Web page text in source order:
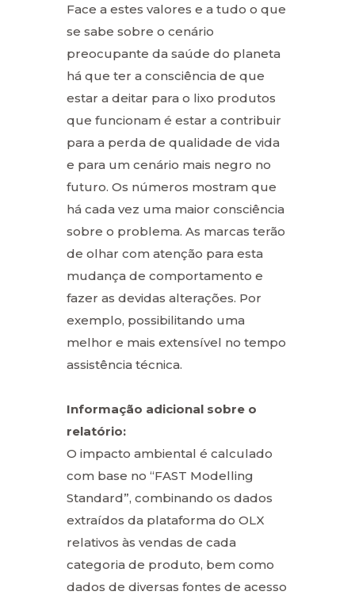
Face a estes valores e a tudo o que
se sabe sobre o cenário
preocupante da saúde do planeta
há que ter a consciência de que
estar a deitar para o lixo produtos
que funcionam é estar a contribuir
para a perda de qualidade de vida
e para um cenário mais negro no
futuro. Os números mostram que
há cada vez uma maior consciência
sobre o problema. As marcas terão
de olhar com atenção para esta
mudança de comportamento e
fazer as devidas alterações. Por
exemplo, possibilitando uma
melhor e mais extensível no tempo
assistência técnica.
Informação adicional sobre o
relatório:
O impacto ambiental é calculado
com base no “FAST Modelling
Standard”, combinando os dados
extraídos da plataforma do OLX
relativos às vendas de cada
categoria de produto, bem como
dados de diversas fontes de acesso